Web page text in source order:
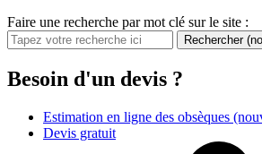
Faire une recherche par mot clé sur le site :
Rechercher
Besoin d'un devis ?
Estimation en ligne des obsèques
Devis gratuit